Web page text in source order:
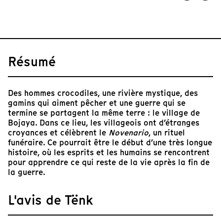
Résumé
Des hommes crocodiles, une rivière mystique, des
gamins qui aiment pêcher et une guerre qui se
termine se partagent la même terre : le village de
Bojaya. Dans ce lieu, les villageois ont d’étranges
croyances et célèbrent le Novenario, un rituel
funéraire. Ce pourrait être le début d’une très longue
histoire, où les esprits et les humains se rencontrent
pour apprendre ce qui reste de la vie après la fin de
la guerre.
L'avis de Tënk